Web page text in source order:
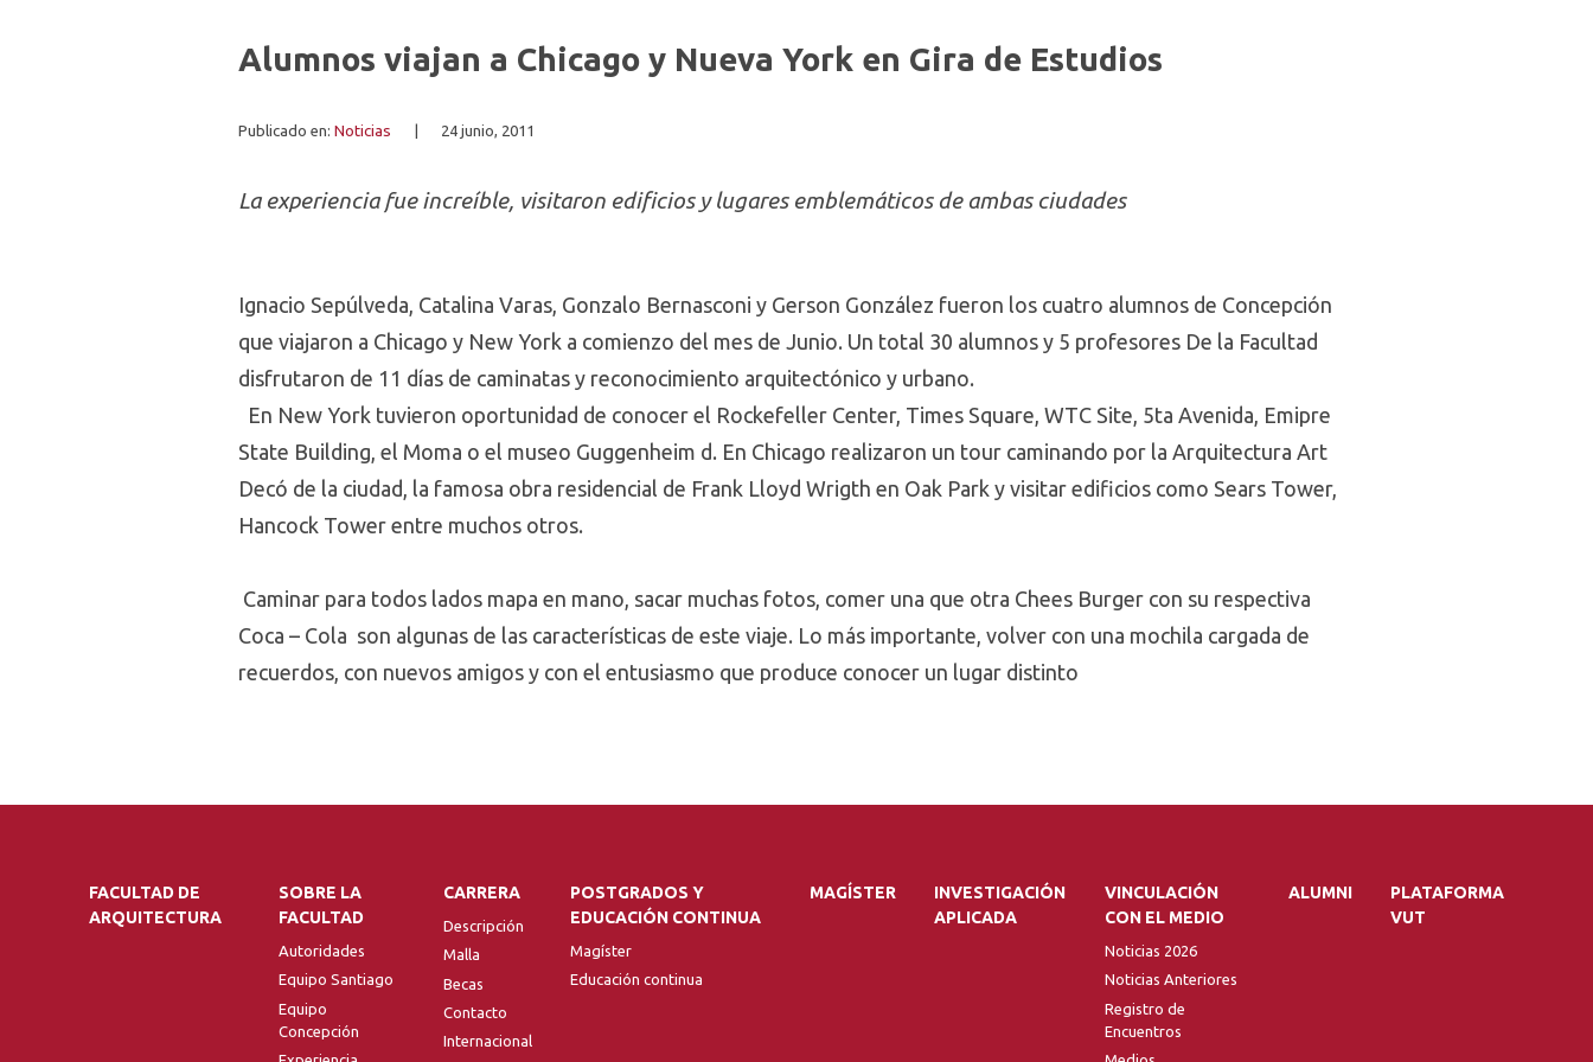
Alumnos viajan a Chicago y Nueva York en Gira de Estudios
Publicado en: Noticias 24 junio, 2011
La experiencia fue increíble, visitaron edificios y lugares emblemáticos de ambas ciudades
Ignacio Sepúlveda, Catalina Varas, Gonzalo Bernasconi y Gerson González fueron los cuatro alumnos de Concepción
que viajaron a Chicago y New York a comienzo del mes de Junio. Un total 30 alumnos y 5 profesores De la Facultad
disfrutaron de 11 días de caminatas y reconocimiento arquitectónico y urbano.
En New York tuvieron oportunidad de conocer el Rockefeller Center, Times Square, WTC Site, 5ta Avenida, Emipre
State Building, el Moma o el museo Guggenheim d. En Chicago realizaron un tour caminando por la Arquitectura Art
Decó de la ciudad, la famosa obra residencial de Frank Lloyd Wrigth en Oak Park y visitar edificios como Sears Tower,
Hancock Tower entre muchos otros.
Caminar para todos lados mapa en mano, sacar muchas fotos, comer una que otra Chees Burger con su respectiva
Coca – Cola son algunas de las características de este viaje. Lo más importante, volver con una mochila cargada de
recuerdos, con nuevos amigos y con el entusiasmo que produce conocer un lugar distinto
FACULTAD DE
ARQUITECTURA
SOBRE LA
FACULTAD
Autoridades
Equipo Santiago
Equipo
Concepción
CARRERA
Descripción
Malla
Becas
Contacto
Internacional
POSTGRADOS Y
EDUCACIÓN CONTINUA
Magíster
Educación continua
MAGÍSTER
INVESTIGACIÓN
APLICADA
VINCULACIÓN
CON EL MEDIO
Noticias 2026
Noticias Anteriores
Registro de
Encuentros
ALUMNI
PLATAFORMA
VUT